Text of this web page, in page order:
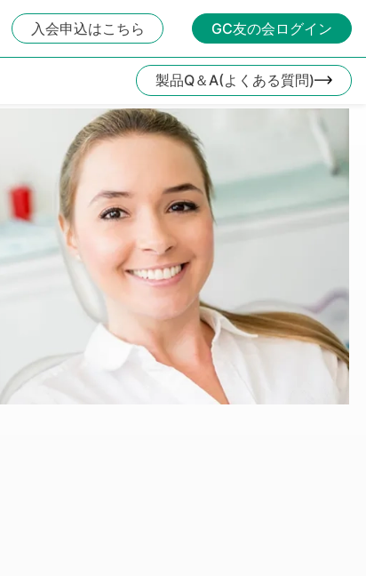
入会申込はこちら GC友の会ログイン
製品Q＆A(よくある質問)